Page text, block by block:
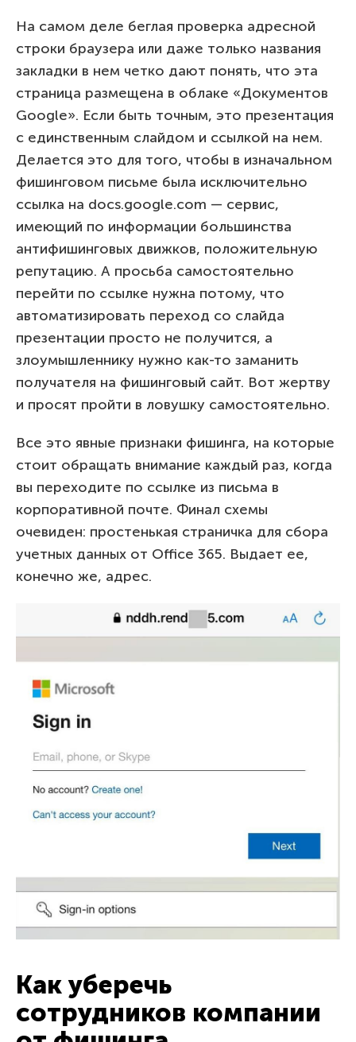
На самом деле беглая проверка адресной
строки браузера или даже только названия
закладки в нем четко дают понять, что эта
страница размещена в облаке «Документов
Google». Если быть точным, это презентация
с единственным слайдом и ссылкой на нем.
Делается это для того, чтобы в изначальном
фишинговом письме была исключительно
ссылка на docs.google.com — сервис,
имеющий по информации большинства
антифишинговых движков, положительную
репутацию. А просьба самостоятельно
перейти по ссылке нужна потому, что
автоматизировать переход со слайда
презентации просто не получится, а
злоумышленнику нужно как-то заманить
получателя на фишинговый сайт. Вот жертву
и просят пройти в ловушку самостоятельно.
Все это явные признаки фишинга, на которые
стоит обращать внимание каждый раз, когда
вы переходите по ссылке из письма в
корпоративной почте. Финал схемы
очевиден: простенькая страничка для сбора
учетных данных от Office 365. Выдает ее,
конечно же, адрес.
Как уберечь
сотрудников компании